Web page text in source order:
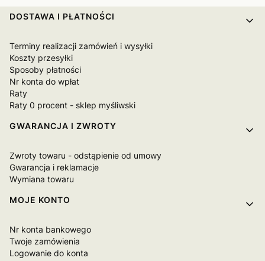
Linki w stopce
DOSTAWA I PŁATNOŚCI
Terminy realizacji zamówień i wysyłki
Koszty przesyłki
Sposoby płatności
Nr konta do wpłat
Raty
Raty 0 procent - sklep myśliwski
GWARANCJA I ZWROTY
Zwroty towaru - odstąpienie od umowy
Gwarancja i reklamacje
Wymiana towaru
MOJE KONTO
Nr konta bankowego
Twoje zamówienia
Logowanie do konta